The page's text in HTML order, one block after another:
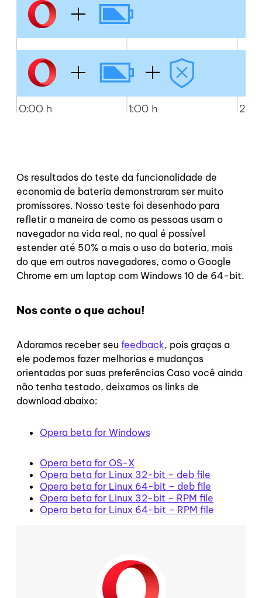
Os resultados do teste da funcionalidade de
economia de bateria demonstraram ser muito
promissores. Nosso teste foi desenhado para
refletir a maneira de como as pessoas usam o
navegador na vida real, no qual é possível
estender até 50% a mais o uso da bateria, mais
do que em outros navegadores, como o Google
Chrome em um laptop com Windows 10 de 64-bit.
Nos conte o que achou!
Adoramos receber seu feedback, pois graças a
ele podemos fazer melhorias e mudanças
orientadas por suas preferências Caso você ainda
não tenha testado, deixamos os links de
download abaixo:
Opera beta for Windows
Opera beta for OS-X
Opera beta for Linux 32-bit – deb file
Opera beta for Linux 64-bit – deb file
Opera beta for Linux 32-bit – RPM file
Opera beta for Linux 64-bit – RPM file